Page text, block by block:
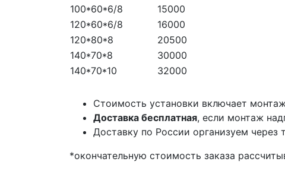
100*60*6/8
15000
120*60*6/8
16000
120*80*8
20500
140*70*8
30000
140*70*10
32000
Стоимость установки включает
Доставка бесплатная, если монтаж
Доставку по России организуем через
*окончательную стоимость заказа